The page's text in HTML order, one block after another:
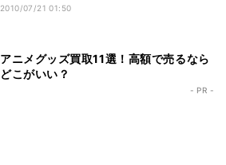
2010/07/21 01:50
アニメグッズ買取11選！高額で売るなら
どこがいい？
- PR -